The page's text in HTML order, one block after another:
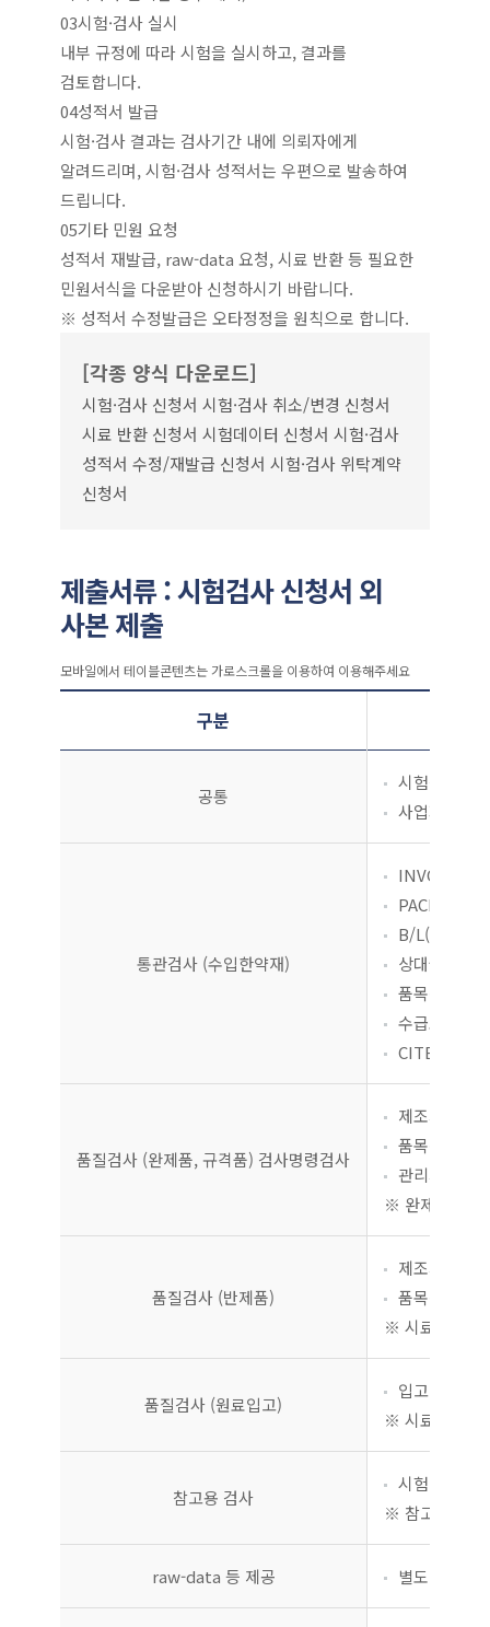
03시험·검사 실시
내부 규정에 따라 시험을 실시하고, 결과를
검토합니다.
04성적서 발급
시험·검사 결과는 검사기간 내에 의뢰자에게
알려드리며, 시험·검사 성적서는 우편으로 발송하여
드립니다.
05기타 민원 요청
성적서 재발급, raw-data 요청, 시료 반환 등 필요한
민원서식을 다운받아 신청하시기 바랍니다.
※ 성적서 수정발급은 오타정정을 원칙으로 합니다.
[각종 양식 다운로드]
시험·검사 신청서 시험·검사 취소/변경 신청서
시료 반환 신청서 시험데이터 신청서 시험·검사
성적서 수정/재발급 신청서 시험·검사 위탁계약
신청서
제출서류 : 시험검사 신청서 외
사본 제출
구분
공통
시험검사 신
사업자등록
통관검사 (수입한약재)
INVOICE 1
PACKING
B/L(Bill of
상대국 수출
품목신고필
수급조절대
CITES대상
품질검사 (완제품, 규격품) 검사명령검사
제조기록서
품목신고필
관리기관 검
※ 완제품(규격
품질검사 (반제품)
제조기록서
품목신고필
※ 시료는 보관
품질검사 (원료입고)
입고 증빙
※ 시료는 위의
참고용 검사
시험방법 (
※ 참고용 검사
raw-data 등 제공 별도 양식